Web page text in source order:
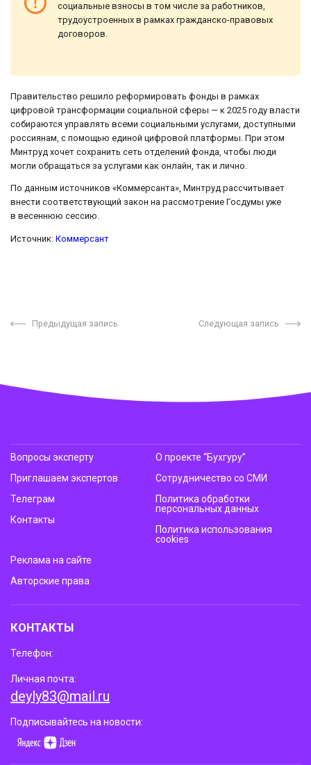
социальные взносы в том числе за работников,
трудоустроенных в рамках гражданско-правовых
договоров.
Правительство решило реформировать фонды в рамках
цифровой трансформации социальной сферы — к 2025 году власти
собираются управлять всеми социальными услугами, доступными
россиянам, с помощью единой цифровой платформы. При этом
Минтруд хочет сохранить сеть отделений фонда, чтобы люди
могли обращаться за услугами как онлайн, так и лично.
По данным источников «Коммерсанта», Минтруд рассчитывает
внести соответствующий закон на рассмотрение Госдумы уже
в весеннюю сессию.
Источник: Коммерсант
Предыдущая запись Следующая запись
Вопросы эксперту
Приглашаем экспертов
Телеграм
Контакты
О проекте “Бухгуру”
Сотрудничество со СМИ
Политика обработки
персональных данных
Политика использования
cookies
Реклама на сайте
Авторские права
КОНТАКТЫ
Телефон:
Личная почта:
deyly83@mail.ru
Подписывайтесь на новости: